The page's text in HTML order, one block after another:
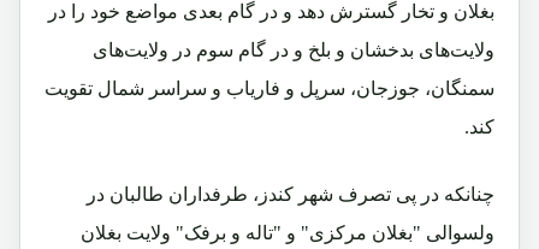
بغلان و تخار گسترش دهد و در گام بعدی مواضع خود را در
ولایت‌های بدخشان و بلخ و در گام سوم در ولایت‌های
سمنگان، جوزجان، سرپل و فاریاب و سراسر شمال تقویت
کند.
چنانکه در پی تصرف شهر کندز، طرفداران طالبان در
ولسوالی "بغلان مرکزی" و "تاله و برفک" ولایت بغلان